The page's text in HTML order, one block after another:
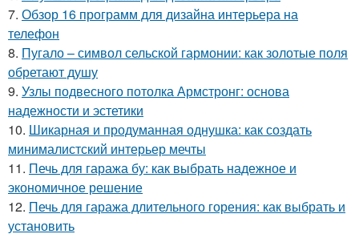
7. Обзор 16 программ для дизайна интерьера на
телефон
8. Пугало – символ сельской гармонии: как золотые поля
обретают душу
9. Узлы подвесного потолка Армстронг: основа
надежности и эстетики
10. Шикарная и продуманная однушка: как создать
минималистский интерьер мечты
11. Печь для гаража бу: как выбрать надежное и
экономичное решение
12. Печь для гаража длительного горения: как выбрать и
установить